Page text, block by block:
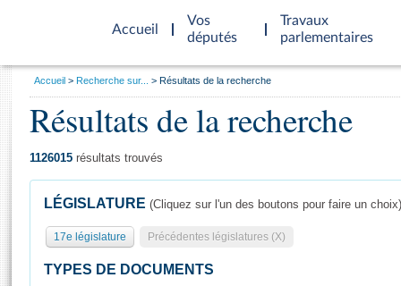
Accueil
d'accueil
Vos
députés
Travaux
parlementaires
Présidence
Séance publique
Général
Rôle et pouvoirs de l'Assemblée
Visiter l'Assemblée
Vous
Accueil Recherche sur... Résultats de la recherche
Résultats de la recherche
1126015 résultats trouvés
LÉGISLATURE (Cliquez sur l'un des boutons pour faire un choix)
17e législature Précédentes législatures (X)
TYPES DE DOCUMENTS